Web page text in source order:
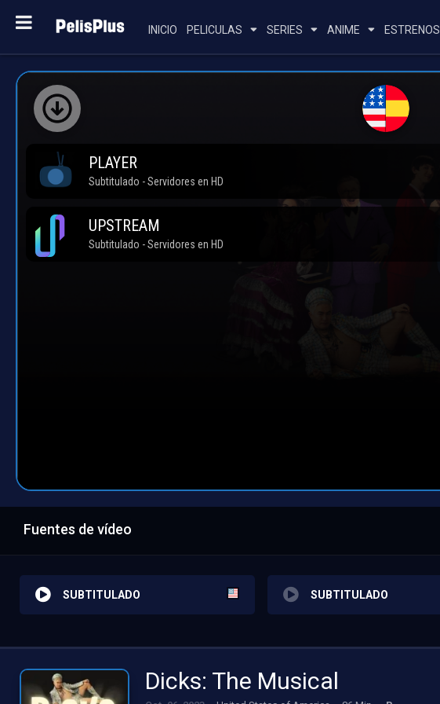
INICIO PELICULAS SERIES ANIME ESTRENOS
Fuentes de vídeo
SUBTITULADO SUBTITULADO
Dicks: The Musical